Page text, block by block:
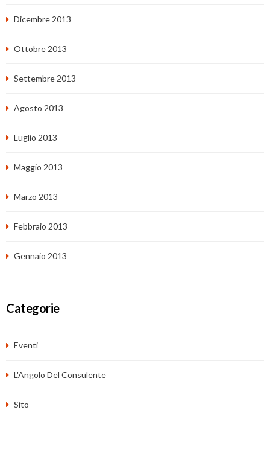
Dicembre 2013
Ottobre 2013
Settembre 2013
Agosto 2013
Luglio 2013
Maggio 2013
Marzo 2013
Febbraio 2013
Gennaio 2013
Categorie
Eventi
L'Angolo Del Consulente
Sito